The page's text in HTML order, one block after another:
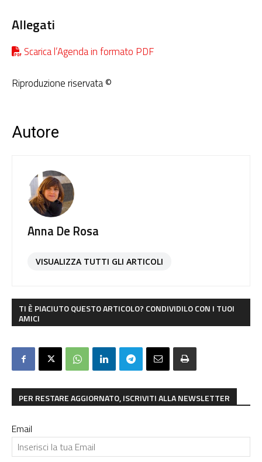
Allegati
Scarica l’Agenda in formato PDF
Riproduzione riservata ©
Autore
Anna De Rosa
VISUALIZZA TUTTI GLI ARTICOLI
TI È PIACIUTO QUESTO ARTICOLO? CONDIVIDILO CON I TUOI
AMICI
PER RESTARE AGGIORNATO, ISCRIVITI ALLA NEWSLETTER
Email